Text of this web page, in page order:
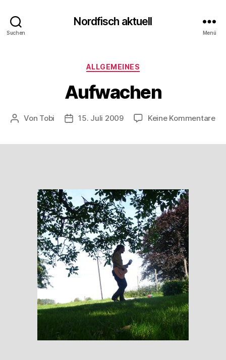
Suchen
Nordfisch aktuell
Menü
Kategorien
ALLGEMEINES
Aufwachen
Beitragsautor
Von Tobi Beitragsdatum
15. Juli 2009 Keine Kommentarezu